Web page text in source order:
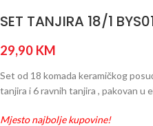
SET TANJIRA 18/1
29,90 KM
Set od 18 komada keramičkog
tanjira i 6 ravnih tanjira , pakovan u
Mjesto najbolje kupovine!